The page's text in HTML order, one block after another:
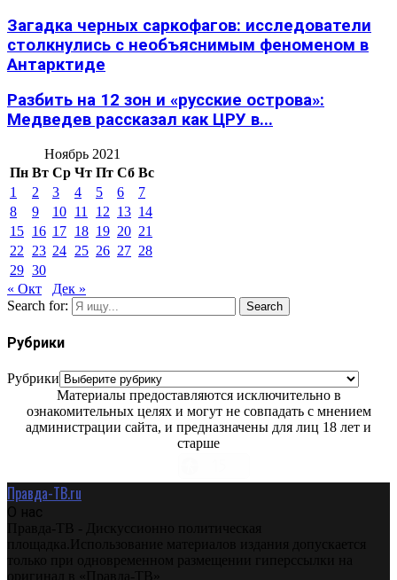
Загадка черных саркофагов: исследователи
столкнулись с необъяснимым феноменом в
Антарктиде
Разбить на 12 зон и «русские острова»:
Медведев рассказал как ЦРУ в...
Ноябрь 2021
Пн Вт Ср Чт Пт Сб Вс
1
2 3 4 5 6
7
8
9 10 11 12 13 14
15 16 17 18 19 20 21
22
23 24 25 26 27 28
29 30
« Окт
Дек »
Search for:
Search
Рубрики
Рубрики
Материалы предоставляются исключительно в
ознакомительных целях и могут не совпадать с мнением
администрации сайта, и предназначены для лиц 18 лет и
старше
Правда-ТВ.ru
О нас
Правда-ТВ - Дискуссионно политическая
площадка.Использование материалов издания допускается
только при одновременном размещении гиперссылки на
оригинал в «Правда-ТВ»